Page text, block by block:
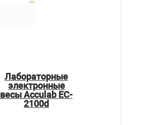
Лабораторные
электронные
весы Acculab EC-
2100d